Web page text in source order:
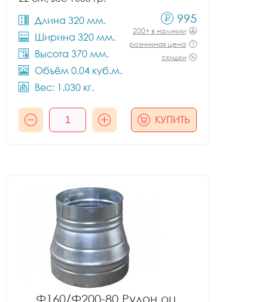
Длина 320 мм.
Ширина 320 мм.
Высота 370 мм.
Объём 0.04 куб.м.
Вес: 1.030 кг.
995
200+ в наличии
розничная цена
скидки
КУПИТЬ
Ф160/Ф200-80 Рулон оц.